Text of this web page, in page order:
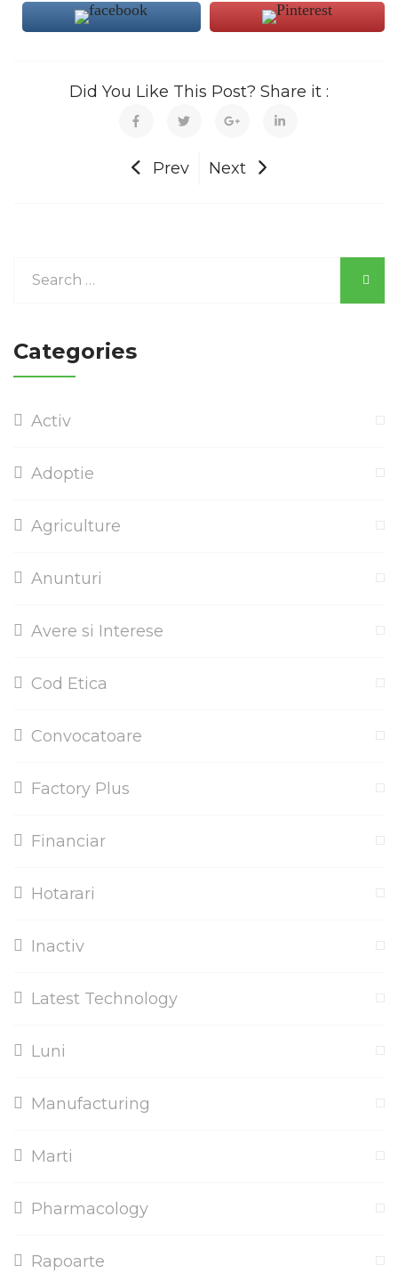
Did You Like This Post? Share it :
Prev Next
Categories
Activ
Adoptie
Agriculture
Anunturi
Avere si Interese
Cod Etica
Convocatoare
Factory Plus
Financiar
Hotarari
Inactiv
Latest Technology
Luni
Manufacturing
Marti
Pharmacology
Rapoarte